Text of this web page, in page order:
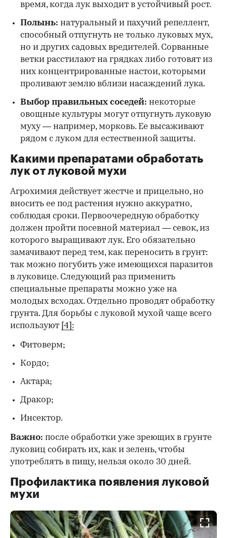
время, когда лук выходит в устойчивый рост.
Полынь: натуральный и пахучий репеллент,
способный отпугнуть не только луковых мух,
но и других садовых вредителей. Сорванные
ветки расстилают на грядках либо готовят из
них концентрированные настои, которыми
проливают землю вблизи насаждений лука.
Выбор правильных соседей: некоторые
овощные культуры могут отпугнуть луковую
муху — например, морковь. Ее высаживают
рядом с луком для естественной защиты.
Какими препаратами обработать
лук от луковой мухи
Агрохимия действует жестче и прицельно, но
вносить ее под растения нужно аккуратно,
соблюдая сроки. Первоочередную обработку
должен пройти посевной материал — севок, из
которого выращивают лук. Его обязательно
замачивают перед тем, как переносить в грунт:
так можно погубить уже имеющихся паразитов
в луковице. Следующий раз применить
специальные препараты можно уже на
молодых всходах. Отдельно проводят обработку
грунта. Для борьбы с луковой мухой чаще всего
используют [4]:
Фитоверм;
Кордо;
Актара;
Дракор;
Инсектор.
Важно: после обработки уже зреющих в грунте
луковиц собирать их, как и зелень, чтобы
употреблять в пищу, нельзя около 30 дней.
Профилактика появления луковой
мухи